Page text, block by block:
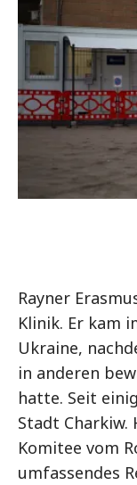
Rayner
Klinik. Er kam
Ukraine,
in anderen
hatte. Seit
Stadt
Komitee vom
umfassendes